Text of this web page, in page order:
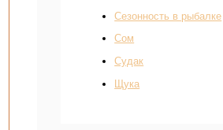
Сезонность в рыбалке
Сом
Судак
Щука